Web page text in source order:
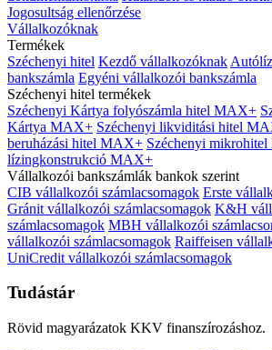
Jogosultság ellenőrzése
Vállalkozóknak
Termékek
Széchenyi hitel Kezdő vállalkozóknak
bankszámla Egyéni vállalkozói bankszámla
Széchenyi hitel termékek
Széchenyi Kártya folyószámla hitel MAX+
Kártya MAX+ Széchenyi likviditási hitel
beruházási hitel MAX+ Széchenyi
lízingkonstrukció MAX+
Vállalkozói bankszámlák bankok szerint
CIB vállalkozói számlacsomagok Erste
Gránit vállalkozói számlacsomagok K&H
számlacsomagok MBH vállalkozói
vállalkozói számlacsomagok Raiffeisen
UniCredit vállalkozói számlacsomagok
Tudástár
Rövid magyarázatok KKV finanszírozáshoz.